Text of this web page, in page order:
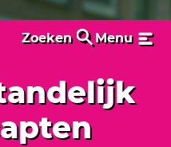
Zoeken Menu